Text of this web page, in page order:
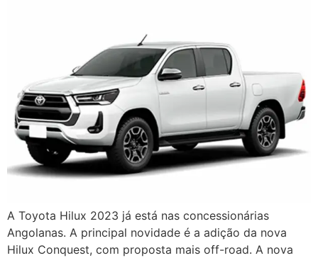
A Toyota Hilux 2023 já está nas concessionárias
Angolanas. A principal novidade é a adição da nova
Hilux Conquest, com proposta mais off-road. A nova